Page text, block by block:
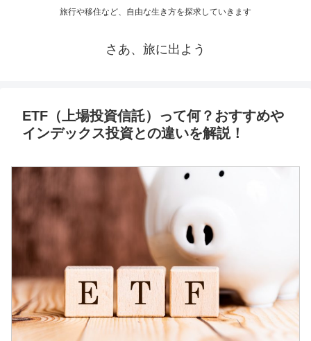
旅行や移住など、自由な生き方を探求していきます
さあ、旅に出よう
ETF（上場投資信託）って何？おすすめや
インデックス投資との違いを解説！